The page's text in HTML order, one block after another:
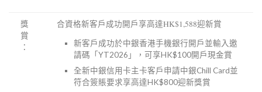
獎
賞
：
合資格新客戶成功開戶享高達HK$1,588迎新賞
新客戶成功於中銀香港手機銀行開戶並輸入邀
請碼「YT2026」，可享HK$100開戶現金賞
全新中銀信用卡主卡客戶申請中銀Chill Card並
符合簽賬要求享高達HK$800迎新獎賞